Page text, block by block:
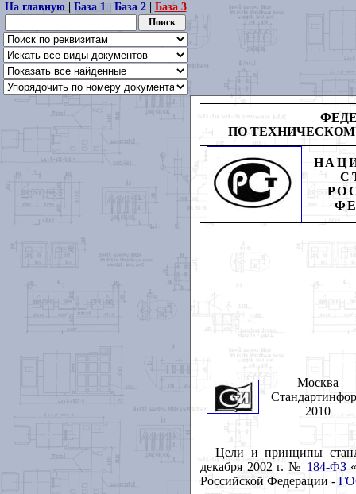
На главную| База 1| База 2| База 3
ПО
Москва
2010
Цели и принципы
декабря 2002г.№ 184-ФЗ
Российской Федерации -